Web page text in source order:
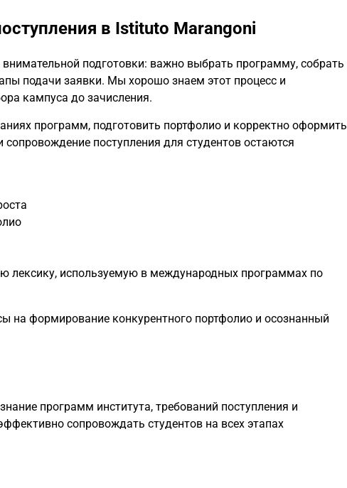
в Istituto Marangoni
подготовки: важно выбрать программу, собрать
подачи заявки. Мы хорошо знаем этот процесс и
кампуса до зачисления.
программ, подготовить портфолио и корректно оформить
поступления для студентов остаются
лексику, используемую в международных программах по
на формирование конкурентного портфолио и осознанный
программ института, требований поступления и
сопровождать студентов на всех этапах